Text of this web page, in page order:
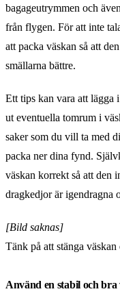
bagageutrymmen och
från flygen. För att inte
att packa väskan så att
smällarna bättre.
Ett tips kan vara att
ut eventuella tomrum i
saker som du vill ta med
packa ner dina fynd.
väskan korrekt så att den
dragkedjor är igendragna
[Bild saknas]
Tänk på att stänga
Använd en stabil och bra